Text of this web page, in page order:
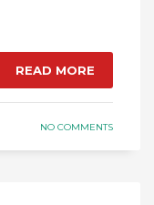
READ MORE
NO COMMENTS